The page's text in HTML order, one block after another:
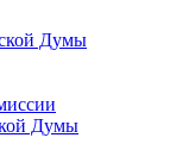
Думы
Думы